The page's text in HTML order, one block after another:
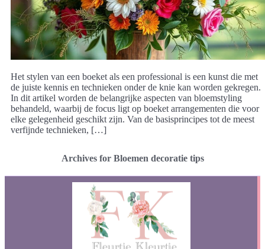
Het stylen van een boeket als een professional is een kunst die met
de juiste kennis en technieken onder de knie kan worden gekregen.
In dit artikel worden de belangrijke aspecten van bloemstyling
behandeld, waarbij de focus ligt op boeket arrangementen die voor
elke gelegenheid geschikt zijn. Van de basisprincipes tot de meest
verfijnde technieken, […]
Archives for Bloemen decoratie tips